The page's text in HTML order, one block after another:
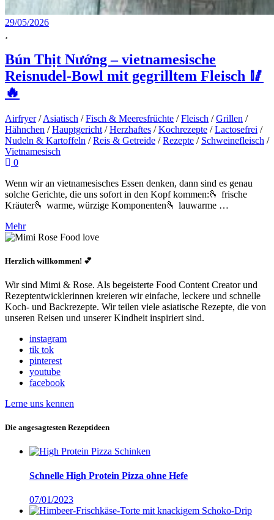
29/05/2026
Bún Thịt Nướng – vietnamesische
Reisnudel-Bowl mit gegrilltem Fleisch 🥢
🔥
Airfryer/Asiatisch /Fisch & Meeresfrüchte /Fleisch /Grillen /
Hähnchen /Hauptgericht /Herzhaftes /Kochrezepte /Lactosefrei /
Nudeln & Kartoffeln /Reis & Getreide /Rezepte / Schweinefleisch /
Vietnamesisch
0
Wenn wir an vietnamesisches Essen denken, dann sind es genau
solche Gerichte, die uns sofort in den Kopf kommen:🫰 frische
Kräuter🫰 warme, würzige Komponenten🫰 lauwarme …
Mehr
Herzlich willkommen! 💕
Wir sind Mimi & Rose. Als begeisterte Food Content Creator und
Rezeptentwicklerinnen kreieren wir einfache, leckere und schnelle
Koch- und Backrezepte. Wir teilen viele asiatische Rezepte, die von
unseren Reisen und unserer Kindheit inspiriert sind.
instagram
tik tok
pinterest
youtube
facebook
Lerne uns kennen
Die angesagtesten Rezeptideen
Schnelle High Protein Pizza ohne Hefe
07/01/2023